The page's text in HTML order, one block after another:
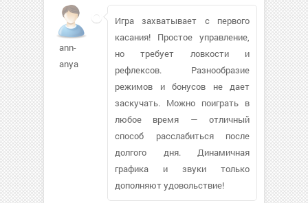
ann-
anya
Игра захватывает с первого
касания! Простое управление,
но требует ловкости и
рефлексов. Разнообразие
режимов и бонусов не дает
заскучать. Можно поиграть в
любое время — отличный
способ расслабиться после
долгого дня. Динамичная
графика и звуки только
дополняют удовольствие!